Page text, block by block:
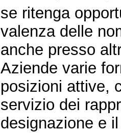
se ritenga
valenza delle
anche presso
Aziende varie
posizioni attive,
servizio dei
designazione e